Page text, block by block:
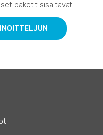
paketit sisältävät: